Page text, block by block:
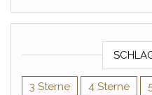
3 Sterne 4 Sterne